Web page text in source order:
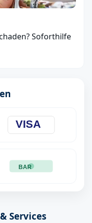
Soforthilfe
VISA
BAR
Services